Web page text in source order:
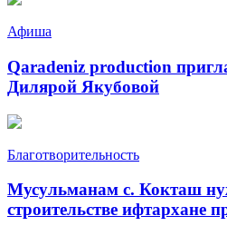
Афиша
Qaradeniz production
Дилярой Якубовой
Благотворительность
Мусульманам с. Кокташ
строительстве ифтархане